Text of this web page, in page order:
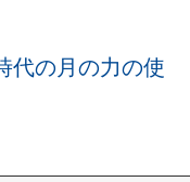
の月の力の使